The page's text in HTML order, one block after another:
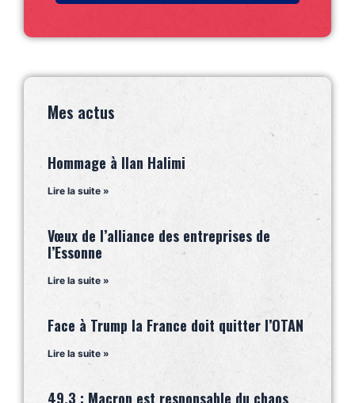
Mes actus
Hommage à Ilan Halimi
Lire la suite »
Vœux de l’alliance des entreprises de
l’Essonne
Lire la suite »
Face à Trump la France doit quitter l’OTAN
Lire la suite »
49.3 : Macron est responsable du chaos